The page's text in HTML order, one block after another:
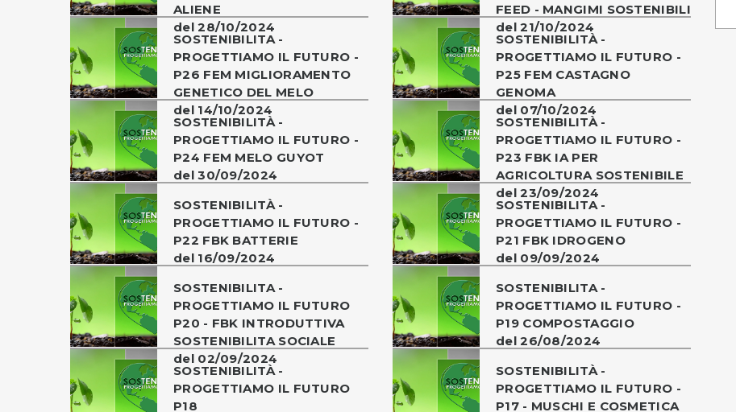
ALIENE
del 28/10/2024
FEED - MANGIMI SOSTENIBILI
del 21/10/2024
SOSTENIBILITA -
PROGETTIAMO IL FUTURO -
P26 FEM MIGLIORAMENTO
GENETICO DEL MELO
del 14/10/2024
SOSTENIBILITÀ -
PROGETTIAMO IL FUTURO -
P25 FEM CASTAGNO
GENOMA
del 07/10/2024
SOSTENIBILITÀ -
PROGETTIAMO IL FUTURO -
P24 FEM MELO GUYOT
del 30/09/2024
SOSTENIBILITÀ -
PROGETTIAMO IL FUTURO -
P23 FBK IA PER
AGRICOLTURA SOSTENIBILE
del 23/09/2024
SOSTENIBILITÀ -
PROGETTIAMO IL FUTURO -
P22 FBK BATTERIE
del 16/09/2024
SOSTENIBILITA -
PROGETTIAMO IL FUTURO -
P21 FBK IDROGENO
del 09/09/2024
SOSTENIBILITA -
PROGETTIAMO IL FUTURO
P20 - FBK INTRODUTTIVA
SOSTENIBILITA SOCIALE
del 02/09/2024
SOSTENIBILITA -
PROGETTIAMO IL FUTURO -
P19 COMPOSTAGGIO
del 26/08/2024
SOSTENIBILITÀ -
PROGETTIAMO IL FUTURO
P18
SOSTENIBILITÀ -
PROGETTIAMO IL FUTURO -
P17 - MUSCHI E COSMETICA